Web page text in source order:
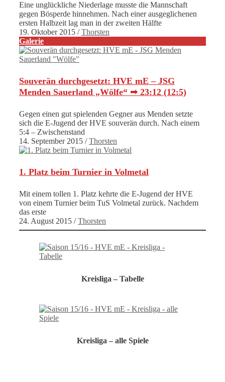
Eine unglückliche Niederlage musste die Mannschaft
gegen Bösperde hinnehmen. Nach einer ausgeglichenen
ersten Halbzeit lag man in der zweiten Hälfte
19. Oktober 2015 /Thorsten
Galerie
Souverän durchgesetzt: HVE mE – JSG
Menden Sauerland „Wölfe“ ➟ 23:12 (12:5)
Gegen einen gut spielenden Gegner aus Menden setzte
sich die E-Jugend der HVE souverän durch. Nach einem
5:4 – Zwischenstand
14. September 2015 /Thorsten
1. Platz beim Turnier in Volmetal
Mit einem tollen 1. Platz kehrte die E-Jugend der HVE
von einem Turnier beim TuS Volmetal zurück. Nachdem
das erste
24. August 2015 /Thorsten
Kreisliga – Tabelle
Kreisliga – alle Spiele